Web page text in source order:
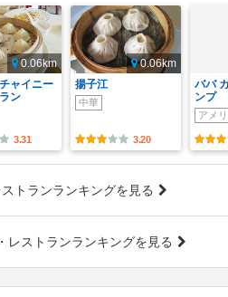
0.06km
ャイニー
ン
3.31
0.06km
揚子江
中華
3.20
ババ
ンプ
アメ
トランランキングを見る
レストランランキングを見る